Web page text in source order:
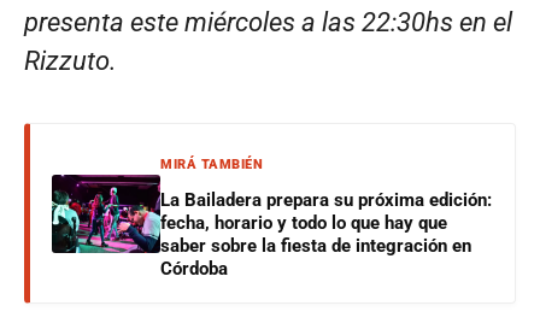
presenta este miércoles a las 22:30hs en el
Rizzuto.
MIRÁ TAMBIÉN
La Bailadera prepara su próxima edición:
fecha, horario y todo lo que hay que
saber sobre la fiesta de integración en
Córdoba